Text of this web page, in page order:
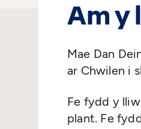
Am y
Mae Dan
ar Chwilen i
Fe fydd y
plant. Fe